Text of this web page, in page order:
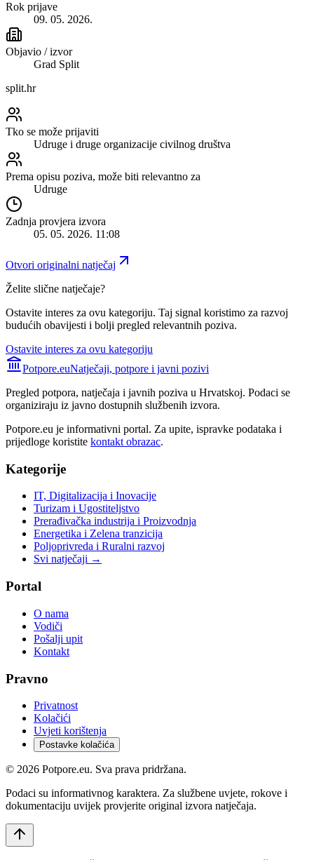
Rok prijave
09. 05. 2026.
Objavio / izvor
Grad Split
split.hr
Tko se može prijaviti
Udruge i druge organizacije civilnog društva
Prema opisu poziva, može biti relevantno za
Udruge
Zadnja provjera izvora
05. 05. 2026. 11:08
Otvori originalni natječaj
Želite slične natječaje?
Ostavite interes za ovu kategoriju. Taj signal koristimo za razvoj
budućih obavijesti i bolji pregled relevantnih poziva.
Ostavite interes za ovu kategoriju
Potpore.euNatječaji, potpore i javni pozivi
Pregled potpora, natječaja i javnih poziva u Hrvatskoj. Podaci se
organiziraju iz javno dostupnih službenih izvora.
Potpore.eu je informativni portal. Za upite, ispravke podataka i
prijedloge koristite kontakt obrazac.
Kategorije
IT, Digitalizacija i Inovacije
Turizam i Ugostiteljstvo
Prerađivačka industrija i Proizvodnja
Energetika i Zelena tranzicija
Poljoprivreda i Ruralni razvoj
Svi natječaji →
Portal
O nama
Vodiči
Pošalji upit
Kontakt
Pravno
Privatnost
Kolačići
Uvjeti korištenja
Postavke kolačića
© 2026 Potpore.eu. Sva prava pridržana.
Podaci su informativnog karaktera. Za službene uvjete, rokove i
dokumentaciju uvijek provjerite original izvora natječaja.